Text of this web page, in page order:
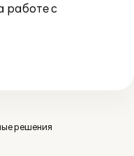
работе с
решения